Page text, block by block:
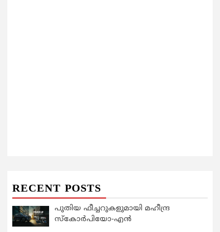
RECENT POSTS
പുതിയ ഫീച്ചറുകളുമായി മഹീന്ദ്ര
സ്കോർപിയോ-എൻ